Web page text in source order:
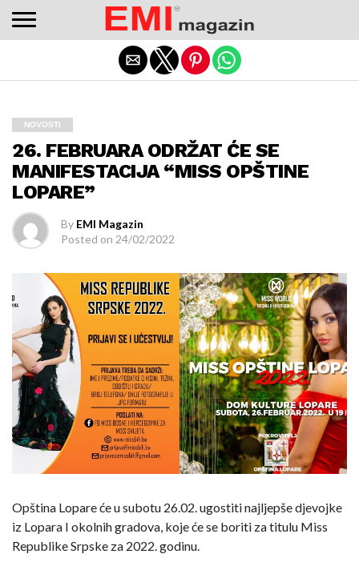
Adres değişikliklerinden haberdar olmak için
kontrol edilmeli.
NOVOSTI
26. FEBRUARA ODRŽAT ĆE SE
MANIFESTACIJA “MISS OPŠTINE
LOPARE”
By EMI Magazin
Posted on 24/02/2022
Opština Lopare će u subotu 26.02. ugostiti najljepše djevojke
iz Lopara I okolnih gradova, koje će se boriti za titulu Miss
Republike Srpske za 2022. godinu.
Exit mobile version